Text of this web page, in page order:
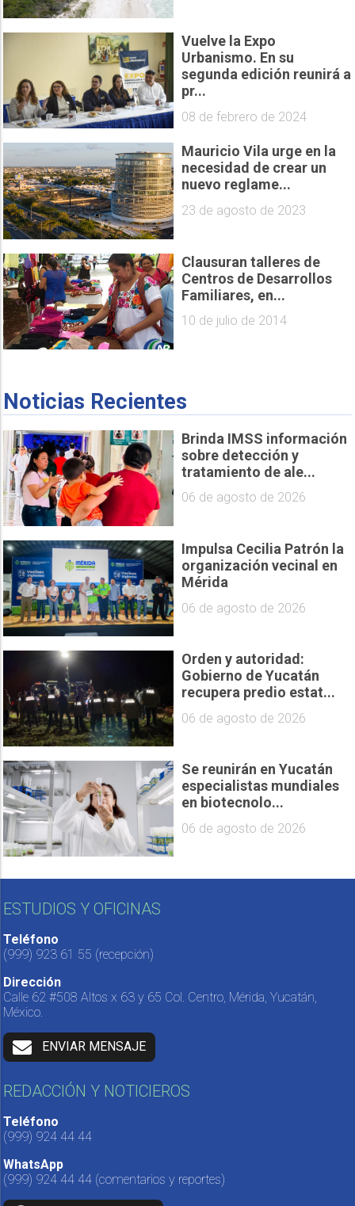
Vuelve la Expo
Urbanismo. En su
segunda edición reunirá a
pr...
08 de febrero de 2024
Mauricio Vila urge en la
necesidad de crear un
nuevo reglame...
23 de agosto de 2023
Clausuran talleres de
Centros de Desarrollos
Familiares, en...
10 de julio de 2014
Noticias Recientes
Brinda IMSS información
sobre detección y
tratamiento de ale...
06 de agosto de 2026
Impulsa Cecilia Patrón la
organización vecinal en
Mérida
06 de agosto de 2026
Orden y autoridad:
Gobierno de Yucatán
recupera predio estat...
06 de agosto de 2026
Se reunirán en Yucatán
especialistas mundiales
en biotecnolo...
06 de agosto de 2026
ESTUDIOS Y OFICINAS
Teléfono
(999) 923 61 55 (recepción)
Dirección
Calle 62 #508 Altos x 63 y 65 Col. Centro, Mérida, Yucatán,
México.
ENVIAR MENSAJE
REDACCIÓN Y NOTICIEROS
Teléfono
(999) 924 44 44
WhatsApp
(999) 924 44 44 (comentarios y reportes)